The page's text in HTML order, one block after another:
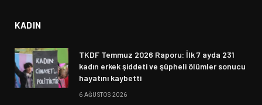
KADIN
TKDF Temmuz 2026 Raporu: İlk 7 ayda 231
kadın erkek şiddeti ve şüpheli ölümler sonucu
hayatını kaybetti
6 AĞUSTOS 2026